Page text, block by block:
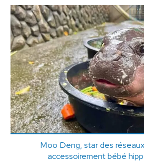
Moo Deng, star des
accessoirement bébé